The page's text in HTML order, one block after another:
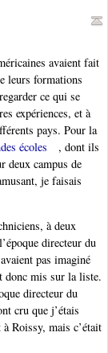
avaient fait
leurs formations
ce qui se
expériences, et à
pays. Pour la
écoles
, dont ils
deux campus de
je faisais
à deux
directeur du
pas imaginé
donc mis sur la liste.
directeur du
cru que j’étais
Roissy, mais c’était